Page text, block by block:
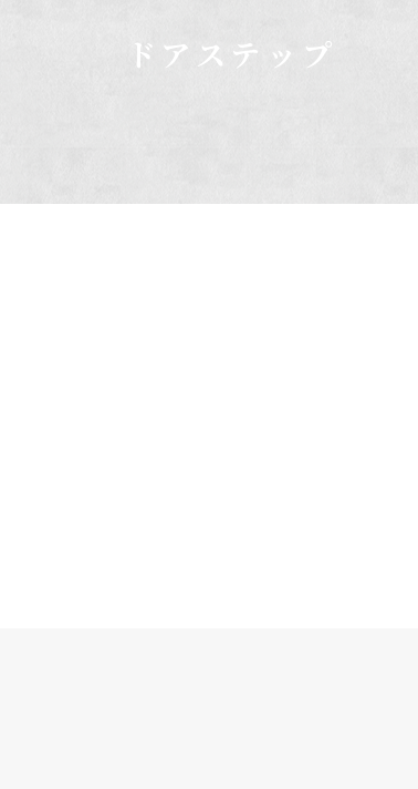
ドアステップ